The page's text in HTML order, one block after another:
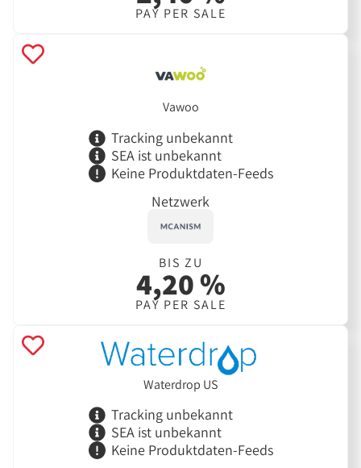
PAY PER SALE
Vawoo
Tracking unbekannt
SEA ist unbekannt
Keine Produktdaten-Feeds
Netzwerk
BIS ZU
4,20 %
PAY PER SALE
Waterdrop US
Tracking unbekannt
SEA ist unbekannt
Keine Produktdaten-Feeds